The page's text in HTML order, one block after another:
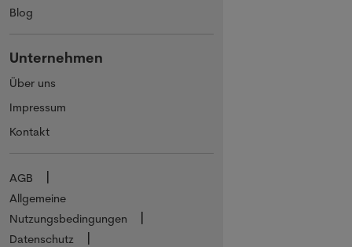
Blog
Unternehmen
Über uns
Impressum
Kontakt
AGB
Allgemeine
Nutzungsbedingungen
Datenschutz